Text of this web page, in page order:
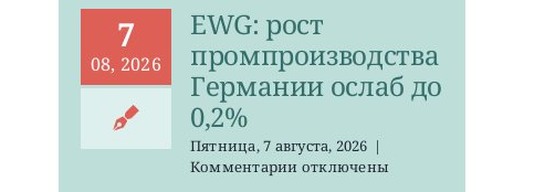
7
08, 2026
EWG: рост
промпроизводства
Германии ослаб до
0,2%
Пятница, 7 августа, 2026 |
Комментариикотключены